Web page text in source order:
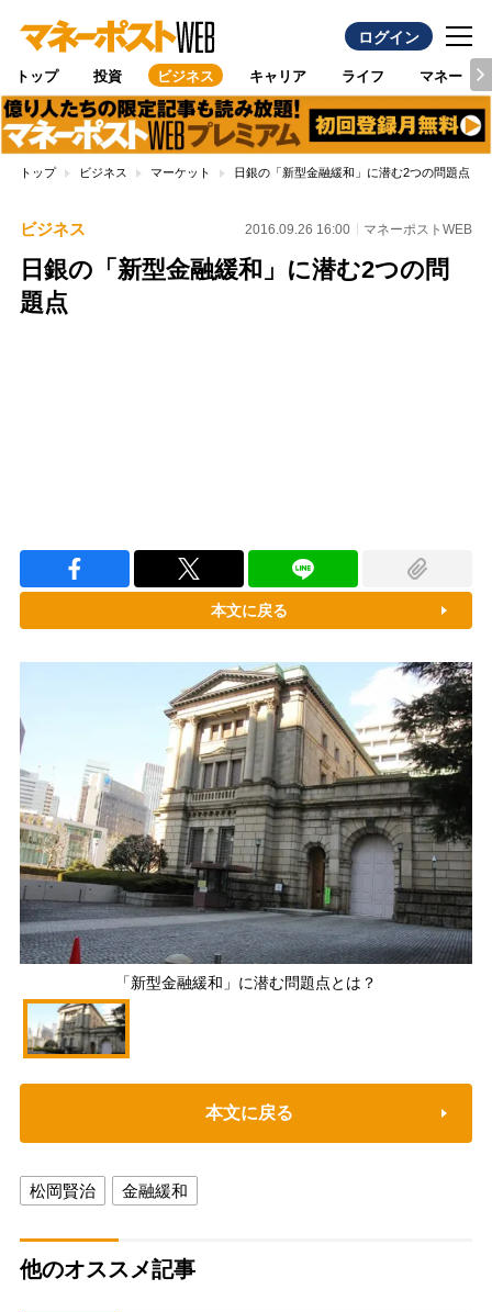
ログイン
トップ 投資 ビジネス キャリア ライフ マネー
トップ ビジネス マーケット 日銀の「新型金融緩和」に潜む2つの問題点
ビジネス 2016.09.26 16:00 マネーポストWEB
日銀の「新型金融緩和」に潜む2つの問
題点
本文に戻る
「新型金融緩和」に潜む問題点とは？
本文に戻る
松岡賢治 金融緩和
他のオススメ記事